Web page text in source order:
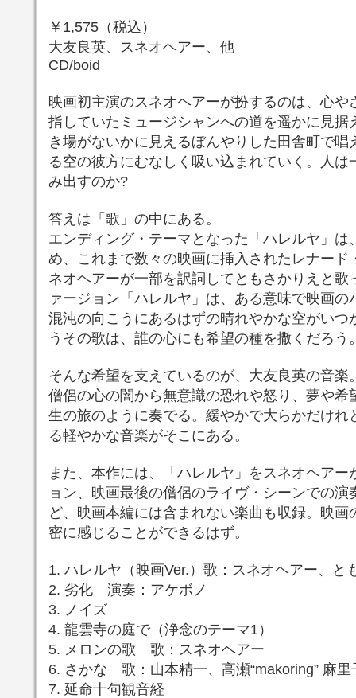
￥1,575（税込）
大友良英、スネオヘアー、他
CD/boid
映画初主演のスネオヘアーが扮するのは、心
指していたミュージシャンへの道を遥かに見
き場がないかに見えるぼんやりした田舎町で
る空の彼方にむなしく吸い込まれていく。人
み出すのか?
答えは「歌」の中にある。
エンディング・テーマとなった「ハレルヤ」は
め、これまで数々の映画に挿入されたレナー
ネオヘアーが一部を訳詞してともさかりえと
ァージョン「ハレルヤ」は、ある意味で映画
混沌の向こうにあるはずの晴れやかな空がい
うその歌は、誰の心にも希望の種を撒くだろう
そんな希望を支えているのが、大友良英の音楽
僧侶の心の闇から無意識の恐れや怒り、夢や
生の旅のように奏でる。緩やかで大らかだけ
る軽やかな音楽がそこにある。
また、本作には、「ハレルヤ」をスネオヘア
ョン、映画最後の僧侶のライヴ・シーンでの
ど、映画本編には含まれない楽曲も収録。映
密に感じることができるはず。
1. ハレルヤ（映画Ver.）歌：スネオヘアー、と
2. 劣化 演奏：アケボノ
3. ノイズ
4. 龍雲寺の庭で（浄念のテーマ1）
5. メロンの歌 歌：スネオヘアー
6. さかな 歌：山本精一、高瀬“makoring” 麻里
7. 延命十句観音経